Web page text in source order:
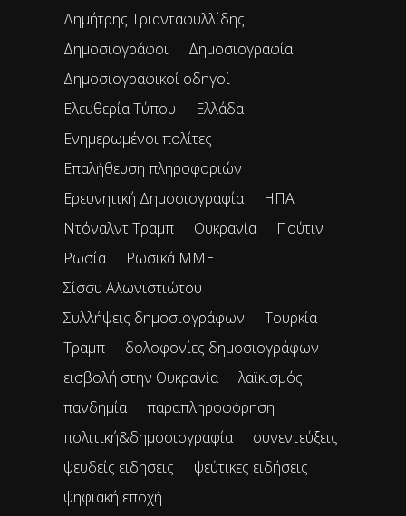
Δημήτρης Τριανταφυλλίδης
Δημοσιογράφοι
Δημοσιογραφία
Δημοσιογραφικοί οδηγοί
Ελευθερία Τύπου
Ελλάδα
Ενημερωμένοι πολίτες
Επαλήθευση πληροφοριών
Ερευνητική Δημοσιογραφία
ΗΠΑ
Ντόναλντ Τραμπ
Ουκρανία
Πούτιν
Ρωσία
Ρωσικά ΜΜΕ
Σίσσυ Αλωνιστιώτου
Συλλήψεις δημοσιογράφων
Τουρκία
Τραμπ
δολοφονίες δημοσιογράφων
εισβολή στην Ουκρανία
λαϊκισμός
πανδημία
παραπληροφόρηση
πολιτική&δημοσιογραφία
συνεντεύξεις
ψευδείς ειδησεις
ψεύτικες ειδήσεις
ψηφιακή εποχή